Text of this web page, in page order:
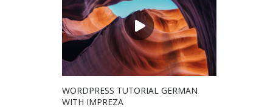
WORDPRESS TUTORIAL GERMAN
WITH IMPREZA